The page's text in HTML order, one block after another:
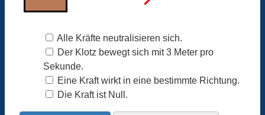
Alle Kräfte neutralisieren sich.
Der Klotz bewegt sich mit 3 Meter pro
Sekunde.
Eine Kraft wirkt in eine bestimmte Richtung.
Die Kraft ist Null.